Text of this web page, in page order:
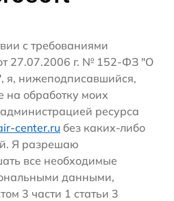
с требованиями
27.07.2006 г. № 152-ФЗ "О
я, нижеподписавшийся,
на обработку моих
ресурса
center.ru без каких-либо
Я разрешаю
все необходимые
данными,
3 части 1 статьи 3